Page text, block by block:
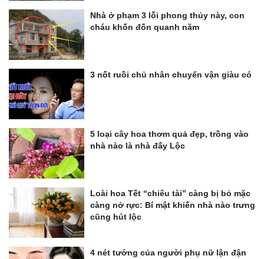
Nhà ở phạm 3 lỗi phong thủy này, con
cháu khốn đốn quanh năm
3 nốt ruồi chủ nhân chuyển vận giàu có
5 loại cây hoa thơm quả đẹp, trồng vào
nhà nào là nhà đấy Lộc
Loài hoa Tết “chiêu tài” càng bị bỏ mặc
càng nở rực: Bí mật khiến nhà nào trưng
cũng hút lộc
4 nét tướng của người phụ nữ lận đận